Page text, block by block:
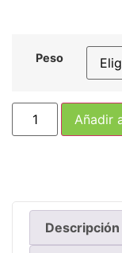
Peso
Añadir
Descripción